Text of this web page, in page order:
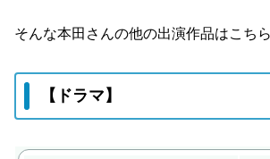
そんな本田さんの他の出演作品はこちら
【ドラマ】